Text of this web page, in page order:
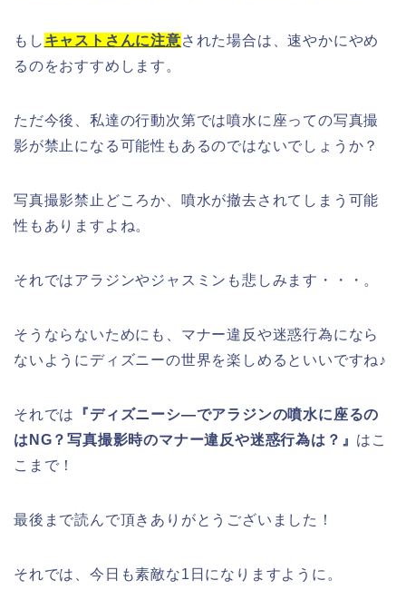
もし キャストさんに注意された場合は、速やかにやめ
るのをおすすめします。
ただ今後、私達の行動次第では噴水に座っての写真撮
影が禁止になる可能性もあるのではないでしょうか？
写真撮影禁止どころか、噴水が撤去されてしまう可能
性もありますよね。
それではアラジンやジャスミンも悲しみます・・・。
そうならないためにも、マナー違反や迷惑行為になら
ないようにディズニーの世界を楽しめるといいですね♪
それでは
『ディズニーシ―でアラジンの噴水に座るの
はNG？写真撮影時のマナー違反や迷惑行為は？』 はこ
こまで！
最後まで読んで頂きありがとうございました！
それでは、今日も素敵な1日になりますように。